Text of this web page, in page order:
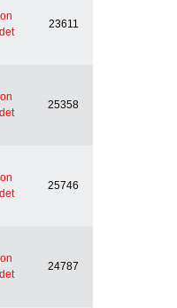
23611
25358
25746
24787